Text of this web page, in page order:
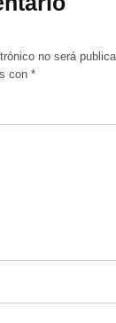
no será
con*